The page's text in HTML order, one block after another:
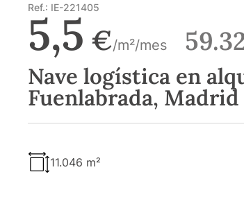
Ref.: IE-221405
5,5 €/m²/mes
Nave logística en
Fuenlabrada, Madrid
11.046 m²